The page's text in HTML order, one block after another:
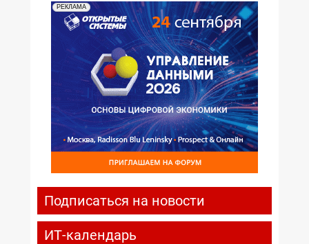
РЕКЛАМА
Подписаться на новости
ИТ-календарь